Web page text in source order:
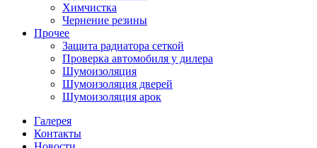
Химчистка
Чернение резины
Прочее
Защита радиатора сеткой
Проверка автомобиля у дилера
Шумоизоляция
Шумоизоляция дверей
Шумоизоляция арок
Галерея
Контакты